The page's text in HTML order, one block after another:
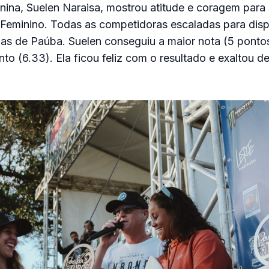
Suelen Naraisa, mostrou atitude e coragem para
Todas as competidoras escaladas para
de Paúba. Suelen conseguiu a maior nota (5
(6.33). Ela ficou feliz com o resultado e exaltou